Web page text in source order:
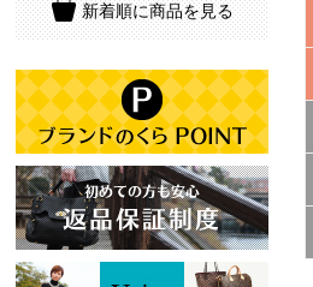
新着順に商品を見る